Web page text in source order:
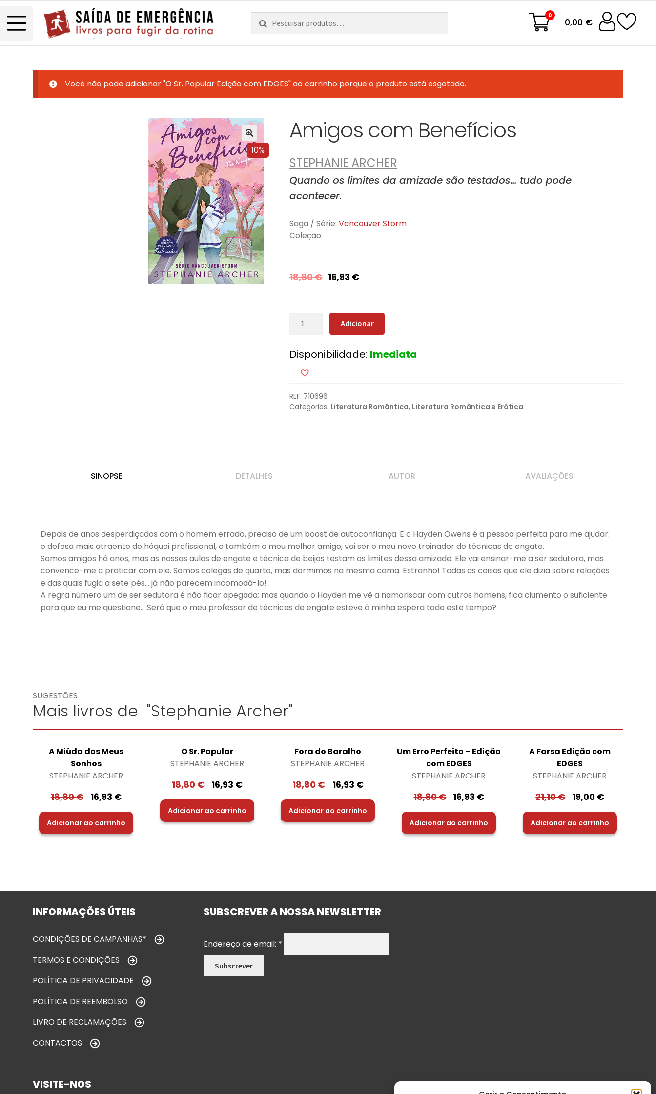
Pesquisar
por:
Pesquisa 0
0,00 €
Você não pode adicionar "O Sr. Popular Edição com EDGES" ao carrinho porque o produto está esgotado.
10%
Amigos com Benefícios
STEPHANIE ARCHER
Quando os limites da amizade são testados… tudo pode
acontecer.
Saga / Série: Vancouver Storm
Coleção:
18,80€ 16,93 €
Quantidade
com
Benefícios
Adicionar
Disponibilidade: Imediata
REF: 710696
Categorias: Literatura Romântica, Literatura Romântica e Erótica
SINOPSE DETALHES AUTOR AVALIAÇÕES
Depois de anos desperdiçados com o homem errado, preciso de um boost de autoconfiança. E o Hayden Owens é a pessoa perfeita para me ajudar:
o defesa mais atraente do hóquei profissional, e também o meu melhor amigo, vai ser o meu novo treinador de técnicas de engate.
Somos amigos há anos, mas as nossas aulas de engate e técnica de beijos testam os limites dessa amizade. Ele vai ensinar-me a ser sedutora, mas
convence-me a praticar com ele. Somos colegas de quarto, mas dormimos na mesma cama. Estranho! Todas as coisas que ele dizia sobre relações
e das quais fugia a sete pés… já não parecem incomodá-lo!
A regra número um de ser sedutora é não ficar apegada; mas quando o Hayden me vê a namoriscar com outros homens, fica ciumento o suficiente
para que eu me questione… Será que o meu professor de técnicas de engate esteve à minha espera todo este tempo?
SUGESTÕES
Mais livros de "Stephanie Archer"
A Miúda dos Meus
Sonhos
STEPHANIE ARCHER
18,80€ 16,93 €
Adicionar ao carrinho
O Sr. Popular
STEPHANIE ARCHER
18,80€ 16,93 €
Adicionar ao carrinho
Fora do Baralho
STEPHANIE ARCHER
18,80€ 16,93 €
Adicionar ao carrinho
Um Erro Perfeito – Edição
com EDGES
STEPHANIE ARCHER
18,80€ 16,93 €
Adicionar ao carrinho
A Farsa Edição com
EDGES
STEPHANIE ARCHER
21,10€ 19,00 €
Adicionar ao carrinho
INFORMAÇÕES ÚTEIS
CONDIÇÕES DE CAMPANHAS*
TERMOS E CONDIÇÕES
POLÍTICA DE PRIVACIDADE
POLÍTICA DE REEMBOLSO
LIVRO DE RECLAMAÇÕES
CONTACTOS
SUBSCREVER A NOSSA NEWSLETTER
Endereço de email: *
VISITE-NOS